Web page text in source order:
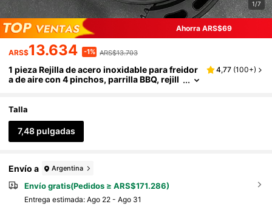
1/7
Ahorra ARS$69
ARS$13.634 -1% ARS$13.703
1 pieza Rejilla de acero inoxidable para freidor
a de aire con 4 pinchos, parrilla BBQ, rejill
ocina
4,77 (100+)
Talla
7,48 pulgadas
Envío a Argentina
Envío gratis(Pedidos ≥ ARS$171.286)
Entrega estimada: Ago 22 - Ago 31